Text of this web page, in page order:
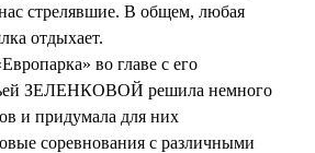
стрелявшие. В общем, любая
отдыхает.
во главе с его
ЗЕЛЕНКОВОЙ решила немного
и придумала для них
соревнования с различными